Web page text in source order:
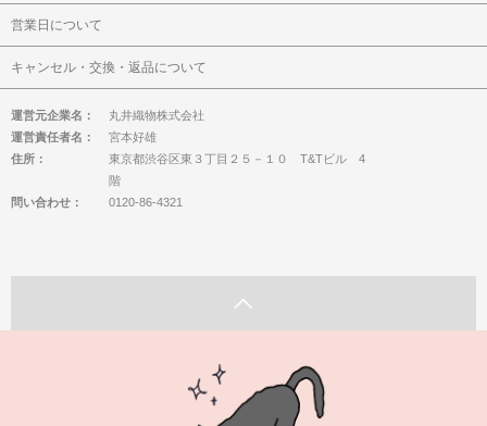
営業日について
キャンセル・交換・返品について
運営元企業名：
丸井織物株式会社
運営責任者名：
宮本好雄
住所：
東京都渋谷区東３丁目２５－１０ T&Tビル 4
階
問い合わせ：
0120-86-4321